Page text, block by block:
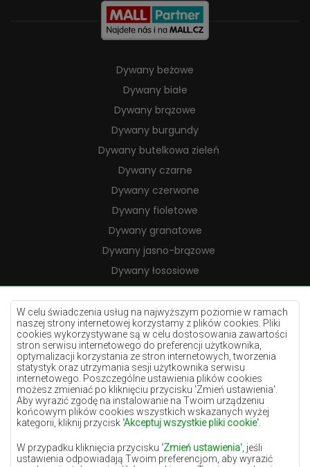
W celu świadczenia usług na najwyższym poziomie w ramach
naszej strony internetowej korzystamy z plików cookies. Pliki
cookies wykorzystywane są w celu dostosowania zawartości
stron serwisu internetowego do preferencji użytkownika,
optymalizacji korzystania ze stron internetowych, tworzenia
statystyk oraz utrzymania sesji użytkownika serwisu
internetowego. Poszczególne ustawienia plików cookies
możesz zmieniać po kliknięciu przycisku 'Zmień ustawienia'.
Aby wyrazić zgodę na instalowanie na Twoim urządzeniu
końcowym plików cookies wszystkich wskazanych wyżej
kategorii, kliknij przycisk 'Akceptuj wszystkie pliki cookie'
W przypadku kliknięcia przycisku 'Zmień ustawienia' , jeśli
ustawienia odpowiadają Twoim preferencjom, aby wyrazić
Dywany beżowe
Dywany białe
Dywany brązowe
Dywany burgundy
Dywany butelkowa zieleń
Dywany czarne
Dywany czerwone
Dywany fioletowe
Dywany granatowe
Dywany jasno-brązowe
Dywany łososiowe
Dywany kremowe
Dywany lilac
Dywany żółte
Dywany miętowe
Dywany niebieskie
Dywany pomarańczowe
Dywany różowe
Dywany szare
Dywany terakota